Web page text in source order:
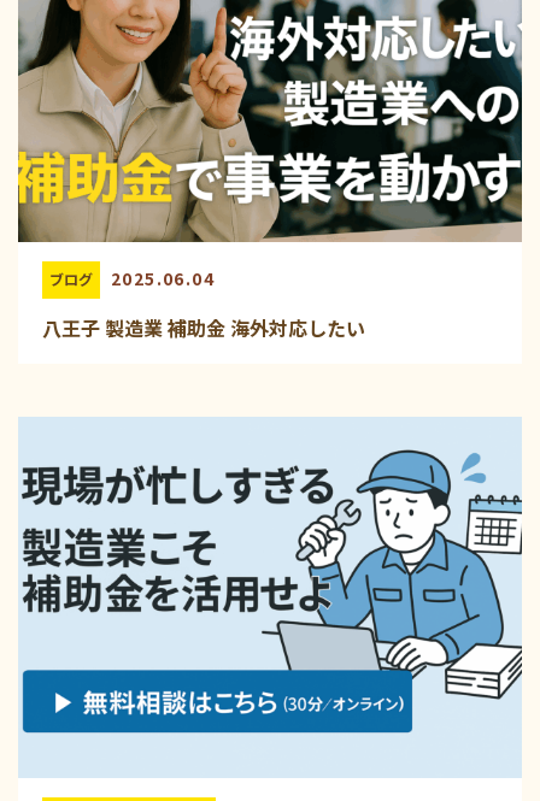
ブログ 2025.06.04
八王子 製造業 補助金 海外対応したい